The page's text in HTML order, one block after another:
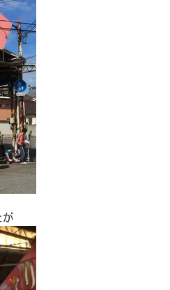
が